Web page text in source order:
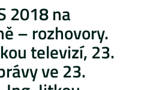
2018 na
– rozhovory.
televizí, 23.
ve 23.